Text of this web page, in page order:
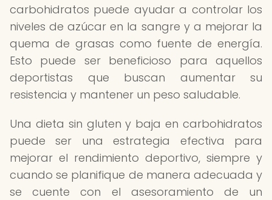
carbohidratos puede ayudar a controlar los
niveles de azúcar en la sangre y a mejorar la
quema de grasas como fuente de energía.
Esto puede ser beneficioso para aquellos
deportistas que buscan aumentar su
resistencia y mantener un peso saludable.
Una dieta sin gluten y baja en carbohidratos
puede ser una estrategia efectiva para
mejorar el rendimiento deportivo, siempre y
cuando se planifique de manera adecuada y
se cuente con el asesoramiento de un